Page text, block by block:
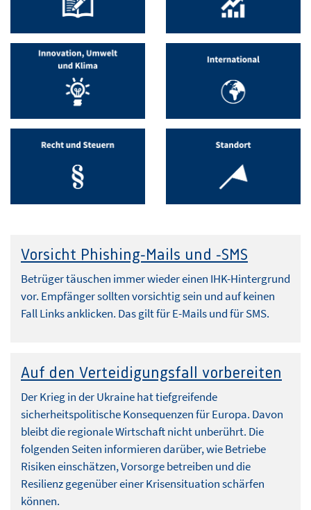
Vorsicht Phishing-Mails und -SMS
Betrüger täuschen immer wieder einen IHK-Hintergrund
vor. Empfänger sollten vorsichtig sein und auf keinen
Fall Links anklicken. Das gilt für E-Mails und für SMS.
Auf den Verteidigungsfall vorbereiten
Der Krieg in der Ukraine hat tiefgreifende
sicherheitspolitische Konsequenzen für Europa. Davon
bleibt die regionale Wirtschaft nicht unberührt. Die
folgenden Seiten informieren darüber, wie Betriebe
Risiken einschätzen, Vorsorge betreiben und die
Resilienz gegenüber einer Krisensituation schärfen
können.